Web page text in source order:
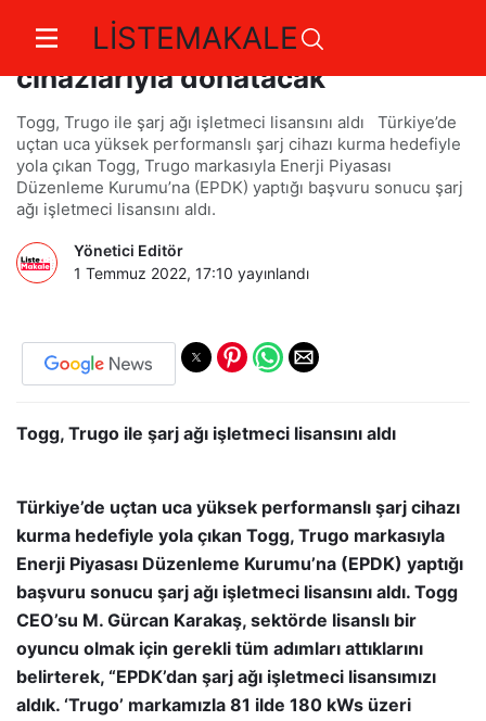
LİSTEMAKALE
Trugo, Türkiye’yi uçtan uca şarj
cihazlarıyla donatacak
Togg, Trugo ile şarj ağı işletmeci lisansını aldı Türkiye’de
uçtan uca yüksek performanslı şarj cihazı kurma hedefiyle
yola çıkan Togg, Trugo markasıyla Enerji Piyasası
Düzenleme Kurumu’na (EPDK) yaptığı başvuru sonucu şarj
ağı işletmeci lisansını aldı.
Yönetici Editör
1 Temmuz 2022, 17:10 yayınlandı
Togg, Trugo ile şarj ağı işletmeci lisansını aldı
Türkiye’de uçtan uca yüksek performanslı şarj cihazı
kurma hedefiyle yola çıkan Togg, Trugo markasıyla
Enerji Piyasası Düzenleme Kurumu’na (EPDK) yaptığı
başvuru sonucu şarj ağı işletmeci lisansını aldı. Togg
CEO’su M. Gürcan Karakaş, sektörde lisanslı bir
oyuncu olmak için gerekli tüm adımları attıklarını
belirterek, “EPDK’dan şarj ağı işletmeci lisansımızı
aldık. ‘Trugo’ markamızla 81 ilde 180 kWs üzeri